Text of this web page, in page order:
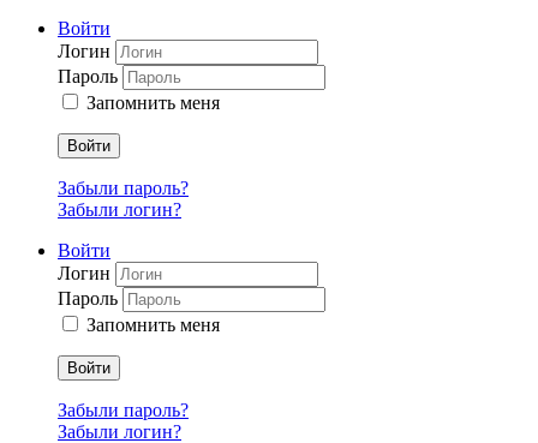
Войти
Логин
Пароль
Запомнить меня
Войти
Забыли пароль?
Забыли логин?
Войти
Логин
Пароль
Запомнить меня
Войти
Забыли пароль?
Забыли логин?